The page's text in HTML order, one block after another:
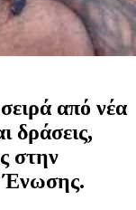
από νέα
δράσεις,
στην
Ένωσης.